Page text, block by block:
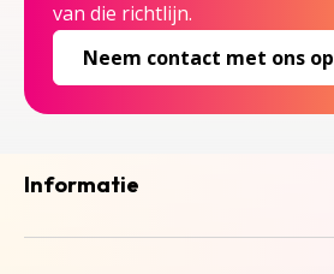
van die richtlijn.
Neem contact met ons op
Informatie